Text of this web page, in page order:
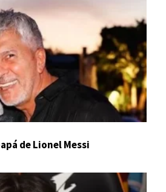
de Lionel Messi